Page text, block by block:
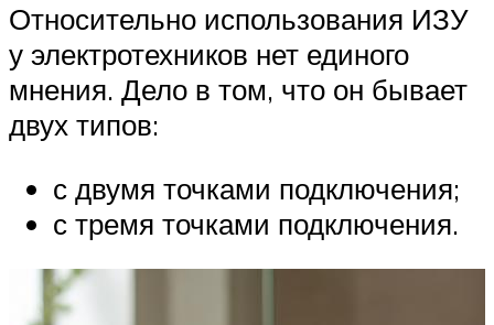
Относительно использования ИЗУ
у электротехников нет единого
мнения. Дело в том, что он бывает
двух типов:
с двумя точками подключения;
с тремя точками подключения.